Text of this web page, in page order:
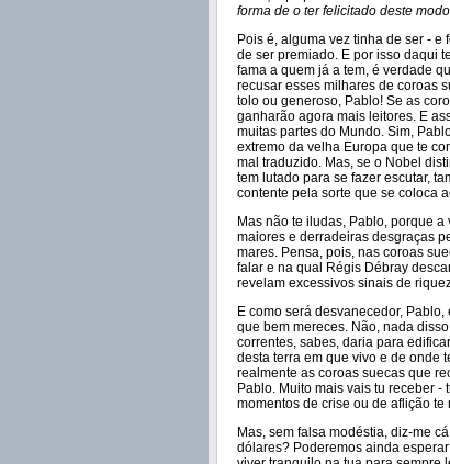
forma de o ter felicitado deste
Pois é, alguma vez tinha de ser -
de ser premiado. E por isso daqui
fama a quem já a tem, é verdade
recusar esses milhares de coroas
tolo ou generoso, Pablo! Se as
ganharão agora mais leitores. E
muitas partes do Mundo. Sim,
extremo da velha Europa que te
mal traduzido. Mas, se o Nobel
tem lutado para se fazer escutar,
contente pela sorte que se coloca
Mas não te iludas, Pablo, porque
maiores e derradeiras desgraças
mares. Pensa, pois, nas coroas
falar e na qual Régis Débray
revelam excessivos sinais de
E como será desvanecedor,
que bem mereces. Não, nada
correntes, sabes, daria para
desta terra em que vivo e de onde
realmente as coroas suecas que
Pablo. Muito mais vais tu receber
momentos de crise ou de aflição
Mas, sem falsa modéstia, diz-me
dólares? Poderemos ainda